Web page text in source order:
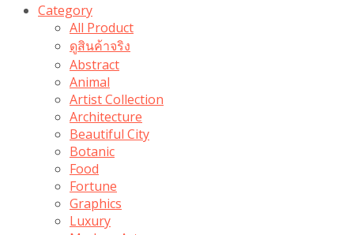
Category
All Product
ดูสินค้าจริง
Abstract
Animal
Artist Collection
Architecture
Beautiful City
Botanic
Food
Fortune
Graphics
Luxury